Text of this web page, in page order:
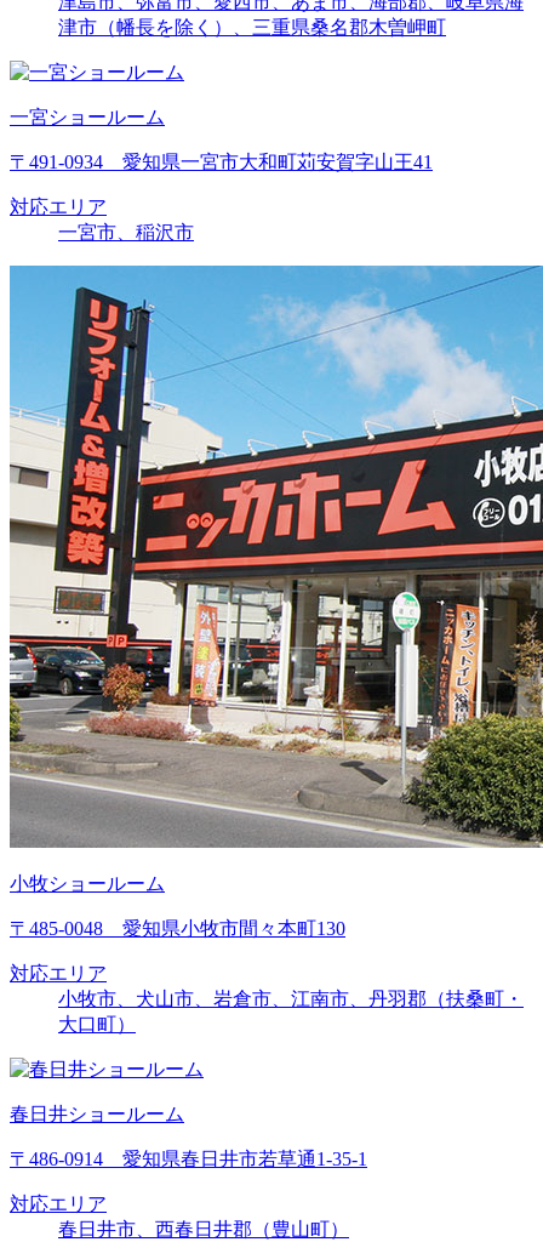
津市（幡長を除く）、三重県桑名郡木曽岬町
一宮ショールーム
〒491-0934 愛知県一宮市大和町苅安賀字山王41
対応エリア
一宮市、稲沢市
小牧ショールーム
〒485-0048 愛知県小牧市間々本町130
対応エリア
小牧市、犬山市、岩倉市、江南市、丹羽郡（扶桑町・
大口町）
春日井ショールーム
〒486-0914 愛知県春日井市若草通1-35-1
対応エリア
春日井市、西春日井郡（豊山町）